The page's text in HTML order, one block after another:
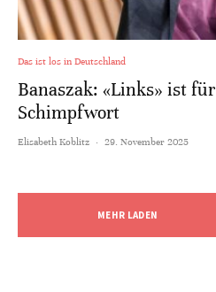
Das ist los in Deutschland
Banaszak: «Links» ist
Schimpfwort
Elisabeth Koblitz · 29. November 2025
MEHR LADEN